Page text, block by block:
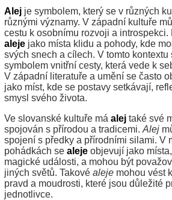
Alej je symbolem, který se v různých
různými významy. V západní kultuře
cestu k osobnímu rozvoji a introspekci.
aleje jako místa klidu a pohody, kde
svých snech a cílech. V tomto kontextu
symbolem vnitřní cesty, která vede k
V západní literatuře a umění se často
jako míst, kde se postavy setkávají,
smysl svého života.
Ve slovanské kultuře má alej také své
spojován s přírodou a tradicemi. Alej
spojení s předky a přírodními silami. V
pohádkách se aleje objevují jako
magické události, a mohou být
jiných světů. Takové aleje mohou vést
pravd a moudrosti, které jsou důležité
jednotlivce.